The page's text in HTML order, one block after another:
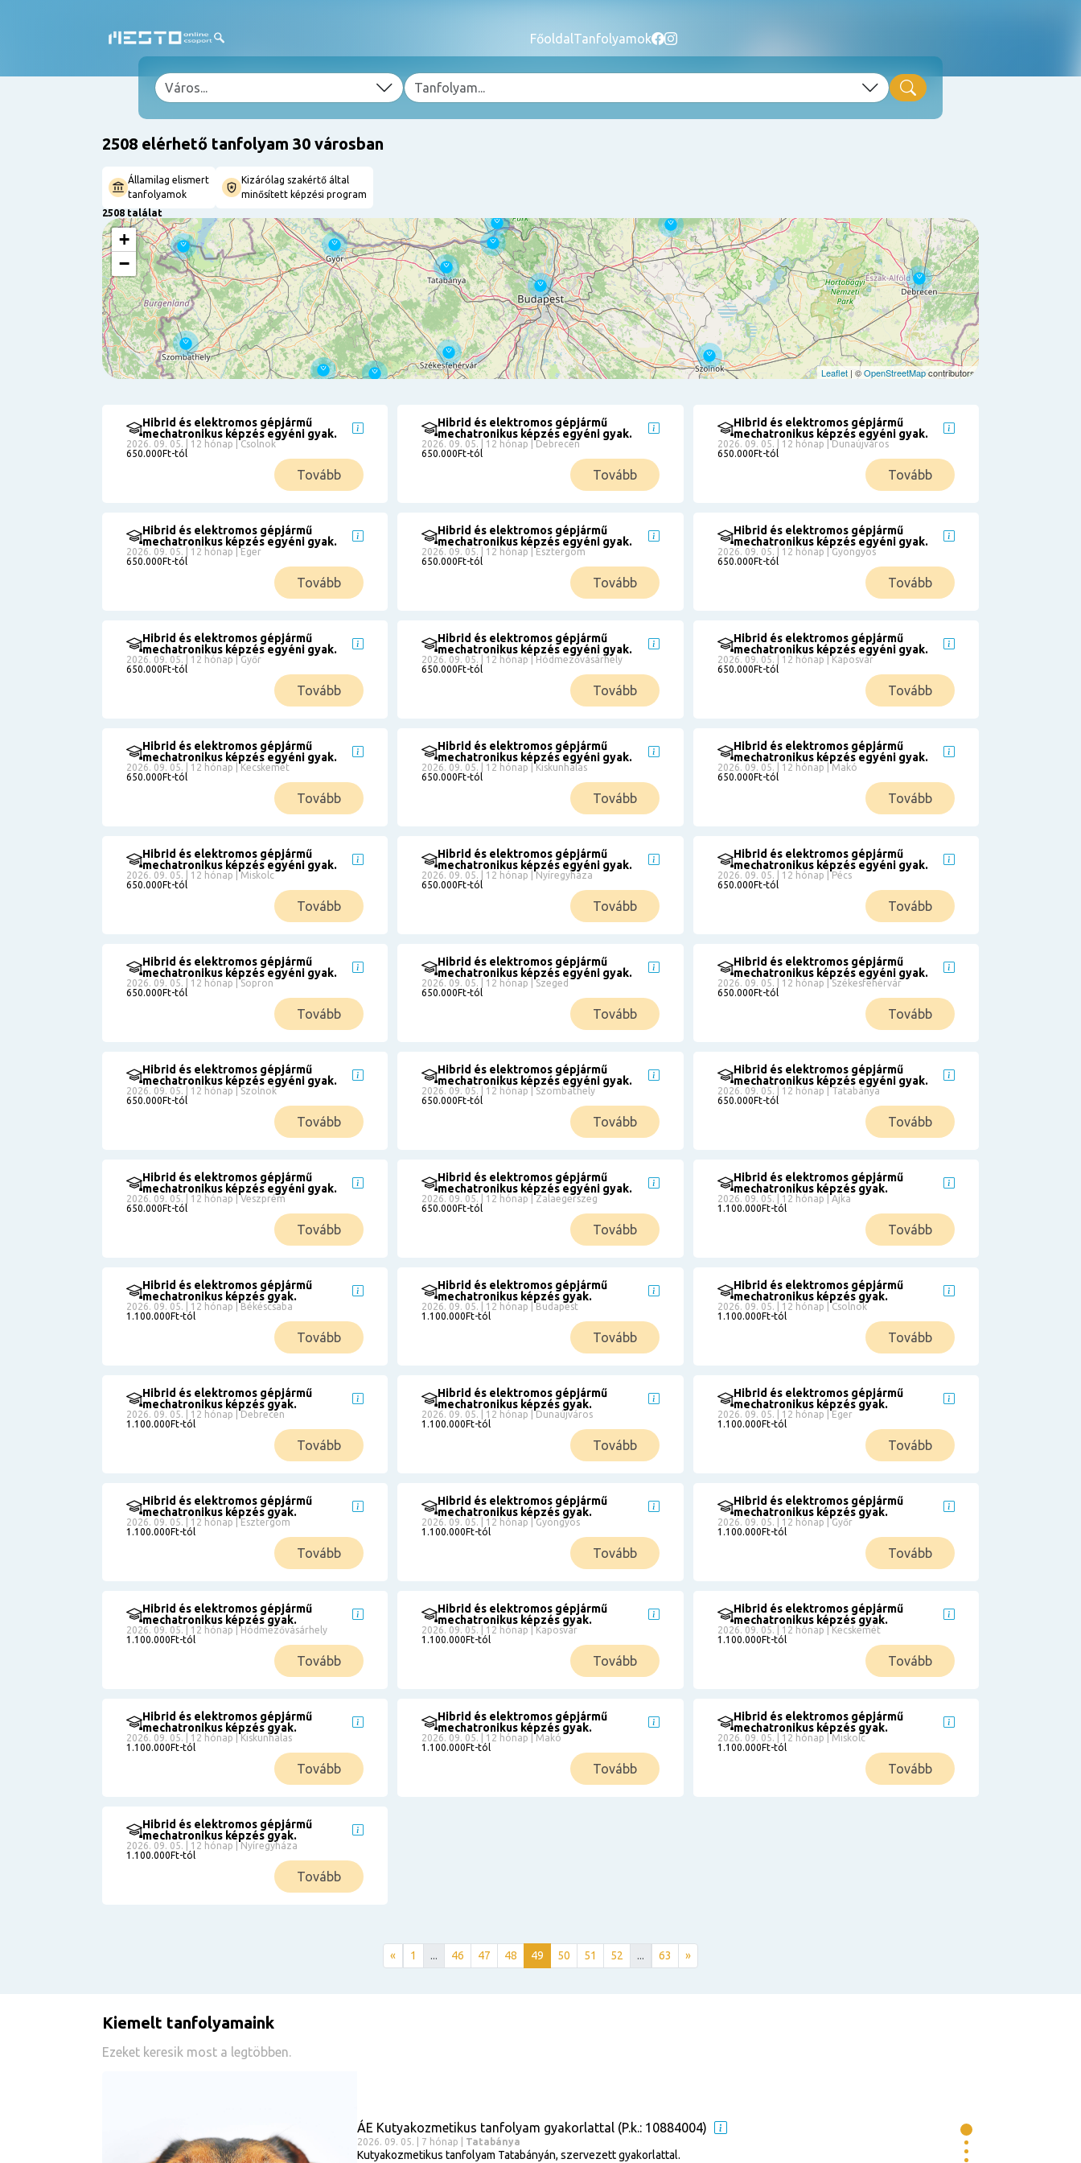
Főoldal Tanfolyamok
2508 elérhető tanfolyam 30 városban
Államilag elismert
tanfolyamok
Kizárólag szakértő által
minősített képzési program
2508 találat
+
−
Leaflet | ©OpenStreetMapcontributors
Szűrés
Pályakezdőknek
Érettségi
általános
Hibrid és elektromos gépjármű
mechatronikus képzés egyéni gyak.
2026. 09. 05. | 12 hónap | Csolnok
650.000Ft-tól
Tovább
Hibrid és elektromos gépjármű
mechatronikus képzés egyéni gyak.
2026. 09. 05. | 12 hónap | Debrecen
650.000Ft-tól
Tovább
Hibrid és elektromos gépjármű
mechatronikus képzés egyéni gyak.
2026. 09. 05. | 12 hónap | Dunaújváros
650.000Ft-tól
Tovább
Hibrid és elektromos gépjármű
mechatronikus képzés egyéni gyak.
2026. 09. 05. | 12 hónap | Eger
650.000Ft-tól
Tovább
Hibrid és elektromos gépjármű
mechatronikus képzés egyéni gyak.
2026. 09. 05. | 12 hónap | Esztergom
650.000Ft-tól
Tovább
Hibrid és elektromos gépjármű
mechatronikus képzés egyéni gyak.
2026. 09. 05. | 12 hónap | Gyöngyös
650.000Ft-tól
Tovább
Hibrid és elektromos gépjármű
mechatronikus képzés egyéni gyak.
2026. 09. 05. | 12 hónap | Győr
650.000Ft-tól
Tovább
Hibrid és elektromos gépjármű
mechatronikus képzés egyéni gyak.
2026. 09. 05. | 12 hónap | Hódmezővásárhely
650.000Ft-tól
Tovább
Hibrid és elektromos gépjármű
mechatronikus képzés egyéni gyak.
2026. 09. 05. | 12 hónap | Kaposvár
650.000Ft-tól
Tovább
Hibrid és elektromos gépjármű
mechatronikus képzés egyéni gyak.
2026. 09. 05. | 12 hónap | Kecskemét
650.000Ft-tól
Tovább
Hibrid és elektromos gépjármű
mechatronikus képzés egyéni gyak.
2026. 09. 05. | 12 hónap | Kiskunhalas
650.000Ft-tól
Tovább
Hibrid és elektromos gépjármű
mechatronikus képzés egyéni gyak.
2026. 09. 05. | 12 hónap | Makó
650.000Ft-tól
Tovább
Hibrid és elektromos gépjármű
mechatronikus képzés egyéni gyak.
2026. 09. 05. | 12 hónap | Miskolc
650.000Ft-tól
Tovább
Hibrid és elektromos gépjármű
mechatronikus képzés egyéni gyak.
2026. 09. 05. | 12 hónap | Nyíregyháza
650.000Ft-tól
Tovább
Hibrid és elektromos gépjármű
mechatronikus képzés egyéni gyak.
2026. 09. 05. | 12 hónap | Pécs
650.000Ft-tól
Tovább
Hibrid és elektromos gépjármű
mechatronikus képzés egyéni gyak.
2026. 09. 05. | 12 hónap | Sopron
650.000Ft-tól
Tovább
Hibrid és elektromos gépjármű
mechatronikus képzés egyéni gyak.
2026. 09. 05. | 12 hónap | Szeged
650.000Ft-tól
Tovább
Hibrid és elektromos gépjármű
mechatronikus képzés egyéni gyak.
2026. 09. 05. | 12 hónap | Székesfehérvár
650.000Ft-tól
Tovább
Hibrid és elektromos gépjármű
mechatronikus képzés egyéni gyak.
2026. 09. 05. | 12 hónap | Szolnok
650.000Ft-tól
Tovább
Hibrid és elektromos gépjármű
mechatronikus képzés egyéni gyak.
2026. 09. 05. | 12 hónap | Szombathely
650.000Ft-tól
Tovább
Hibrid és elektromos gépjármű
mechatronikus képzés egyéni gyak.
2026. 09. 05. | 12 hónap | Tatabánya
650.000Ft-tól
Tovább
Hibrid és elektromos gépjármű
mechatronikus képzés egyéni gyak.
2026. 09. 05. | 12 hónap | Veszprém
650.000Ft-tól
Tovább
Hibrid és elektromos gépjármű
mechatronikus képzés egyéni gyak.
2026. 09. 05. | 12 hónap | Zalaegerszeg
650.000Ft-tól
Tovább
Hibrid és elektromos gépjármű
mechatronikus képzés gyak.
2026. 09. 05. | 12 hónap | Ajka
1.100.000Ft-tól
Tovább
Hibrid és elektromos gépjármű
mechatronikus képzés gyak.
2026. 09. 05. | 12 hónap | Békéscsaba
1.100.000Ft-tól
Tovább
Hibrid és elektromos gépjármű
mechatronikus képzés gyak.
2026. 09. 05. | 12 hónap | Budapest
1.100.000Ft-tól
Tovább
Hibrid és elektromos gépjármű
mechatronikus képzés gyak.
2026. 09. 05. | 12 hónap | Csolnok
1.100.000Ft-tól
Tovább
Hibrid és elektromos gépjármű
mechatronikus képzés gyak.
2026. 09. 05. | 12 hónap | Debrecen
1.100.000Ft-tól
Tovább
Hibrid és elektromos gépjármű
mechatronikus képzés gyak.
2026. 09. 05. | 12 hónap | Dunaújváros
1.100.000Ft-tól
Tovább
Hibrid és elektromos gépjármű
mechatronikus képzés gyak.
2026. 09. 05. | 12 hónap | Eger
1.100.000Ft-tól
Tovább
Hibrid és elektromos gépjármű
mechatronikus képzés gyak.
2026. 09. 05. | 12 hónap | Esztergom
1.100.000Ft-tól
Tovább
Hibrid és elektromos gépjármű
mechatronikus képzés gyak.
2026. 09. 05. | 12 hónap | Gyöngyös
1.100.000Ft-tól
Tovább
Hibrid és elektromos gépjármű
mechatronikus képzés gyak.
2026. 09. 05. | 12 hónap | Győr
1.100.000Ft-tól
Tovább
Hibrid és elektromos gépjármű
mechatronikus képzés gyak.
2026. 09. 05. | 12 hónap | Hódmezővásárhely
1.100.000Ft-tól
Tovább
Hibrid és elektromos gépjármű
mechatronikus képzés gyak.
2026. 09. 05. | 12 hónap | Kaposvár
1.100.000Ft-tól
Tovább
Hibrid és elektromos gépjármű
mechatronikus képzés gyak.
2026. 09. 05. | 12 hónap | Kecskemét
1.100.000Ft-tól
Tovább
Hibrid és elektromos gépjármű
mechatronikus képzés gyak.
2026. 09. 05. | 12 hónap | Kiskunhalas
1.100.000Ft-tól
Tovább
Hibrid és elektromos gépjármű
mechatronikus képzés gyak.
2026. 09. 05. | 12 hónap | Makó
1.100.000Ft-tól
Tovább
Hibrid és elektromos gépjármű
mechatronikus képzés gyak.
2026. 09. 05. | 12 hónap | Miskolc
1.100.000Ft-tól
Tovább
Hibrid és elektromos gépjármű
mechatronikus képzés gyak.
2026. 09. 05. | 12 hónap | Nyíregyháza
1.100.000Ft-tól
Tovább
« 1 ... 46 47 48 49 50 51 52 ... 63 »
Kiemelt tanfolyamaink
Ezeket keresik most a legtöbben.
ÁE Kutyakozmetikus tanfolyam gyakorlattal (P.k.: 10884004)
2026. 09. 05. | 7 hónap | Tatabánya
Kutyakozmetikus tanfolyam Tatabányán, szervezett gyakorlattal.